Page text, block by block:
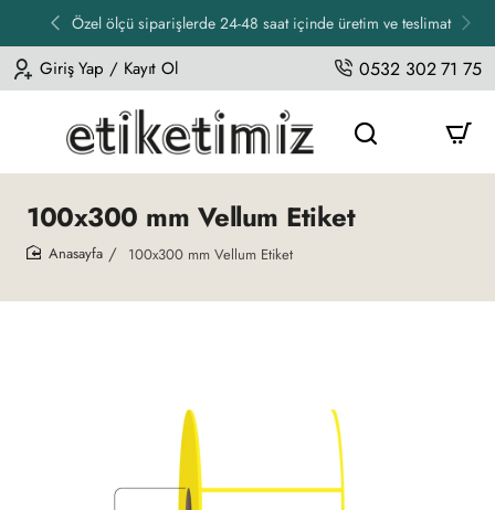
Özel ölçü siparişlerde 24-48 saat içinde üretim ve teslimat
Giriş Yap / Kayıt Ol 0532 302 71 75
100x300 mm Vellum Etiket
100x300 mm Vellum Etiket